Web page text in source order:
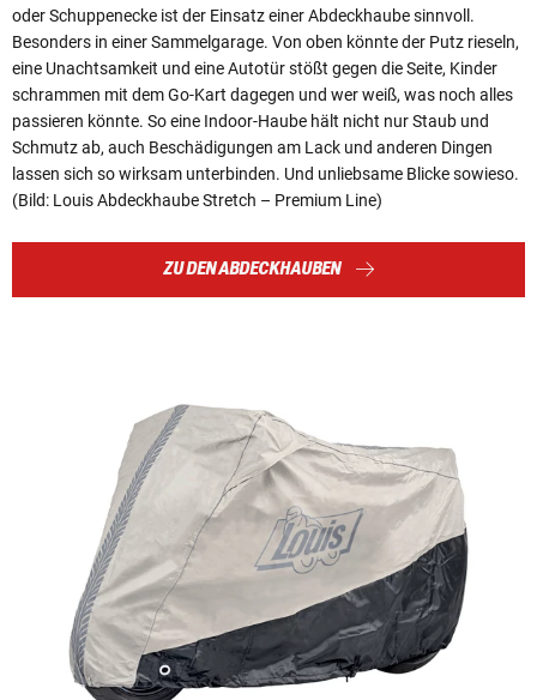
oder Schuppenecke ist der Einsatz einer Abdeckhaube sinnvoll.
Besonders in einer Sammelgarage. Von oben könnte der Putz rieseln,
eine Unachtsamkeit und eine Autotür stößt gegen die Seite, Kinder
schrammen mit dem Go-Kart dagegen und wer weiß, was noch alles
passieren könnte. So eine Indoor-Haube hält nicht nur Staub und
Schmutz ab, auch Beschädigungen am Lack und anderen Dingen
lassen sich so wirksam unterbinden. Und unliebsame Blicke sowieso.
(Bild: Louis Abdeckhaube Stretch – Premium Line)
ZU DEN ABDECKHAUBEN